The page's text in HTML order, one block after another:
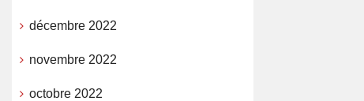
décembre 2022
novembre 2022
octobre 2022